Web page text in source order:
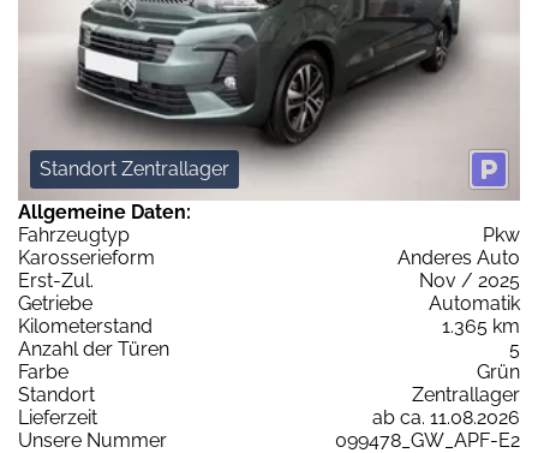
Standort Zentrallager
Allgemeine Daten:
Fahrzeugtyp
Pkw
Karosserieform
Anderes Auto
Erst-Zul.
Nov / 2025
Getriebe
Automatik
Kilometerstand
1.365 km
Anzahl der Türen
5
Farbe
Grün
Standort
Zentrallager
Lieferzeit
ab ca. 11.08.2026
Unsere Nummer
099478_GW_APF-E2